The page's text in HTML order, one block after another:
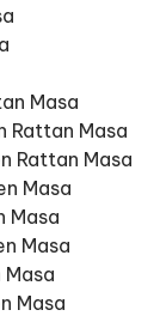
Masa
Rattan Masa
Rattan Masa
Masa
Masa
Masa
Masa